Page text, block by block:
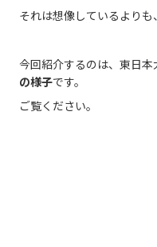
それは想像しているよりも
今回紹介するのは、東日本
の様子です。
ご覧ください。